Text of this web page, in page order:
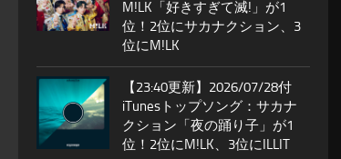
M!LK「好きすぎて滅!」が1
位！2位にサカナクション、3
位にM!LK
【23:40更新】2026/07/28付
iTunesトップソング：サカナ
クション「夜の踊り子」が1
位！2位にM!LK、3位にILLIT